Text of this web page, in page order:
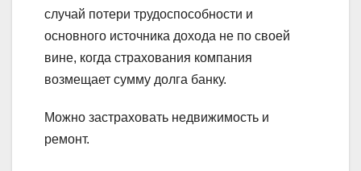
случай потери трудоспособности и
основного источника дохода не по своей
вине, когда страхования компания
возмещает сумму долга банку.
Можно застраховать недвижимость и
ремонт.